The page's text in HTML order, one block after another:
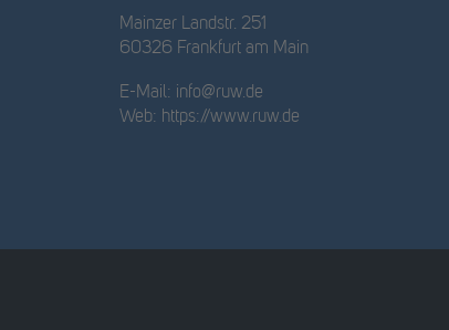
Mainzer Landstr. 251
60326 Frankfurt am Main
E-Mail: info@ruw.de
Web: https://www.ruw.de